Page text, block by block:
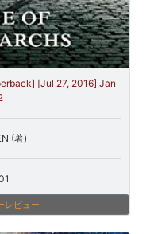
[Jul 27, 2016] Jan
(著)
レビュー